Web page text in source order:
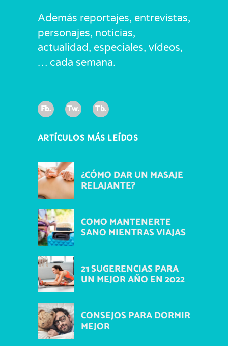
Además reportajes, entrevistas,
personajes, noticias,
actualidad, especiales, vídeos,
… cada semana.
Fb. Tw. Tb.
ARTÍCULOS MÁS LEÍDOS
¿CÓMO DAR UN MASAJE
RELAJANTE?
COMO MANTENERTE
SANO MIENTRAS VIAJAS
21 SUGERENCIAS PARA
UN MEJOR AÑO EN 2022
CONSEJOS PARA DORMIR
MEJOR